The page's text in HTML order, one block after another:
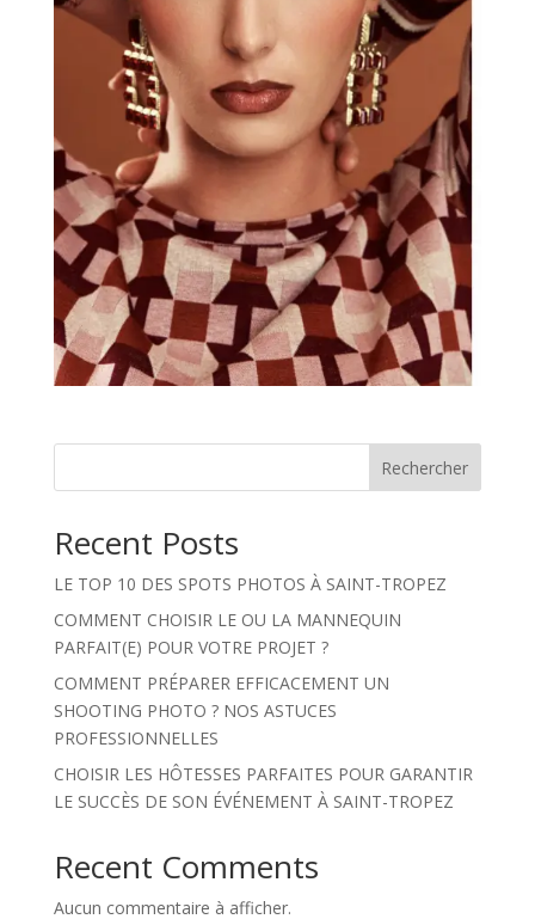
Rechercher
Recent Posts
LE TOP 10 DES SPOTS PHOTOS À SAINT-TROPEZ
COMMENT CHOISIR LE OU LA MANNEQUIN
PARFAIT(E) POUR VOTRE PROJET ?
COMMENT PRÉPARER EFFICACEMENT UN
SHOOTING PHOTO ? NOS ASTUCES
PROFESSIONNELLES
CHOISIR LES HÔTESSES PARFAITES POUR GARANTIR
LE SUCCÈS DE SON ÉVÉNEMENT À SAINT-TROPEZ
Recent Comments
Aucun commentaire à afficher.